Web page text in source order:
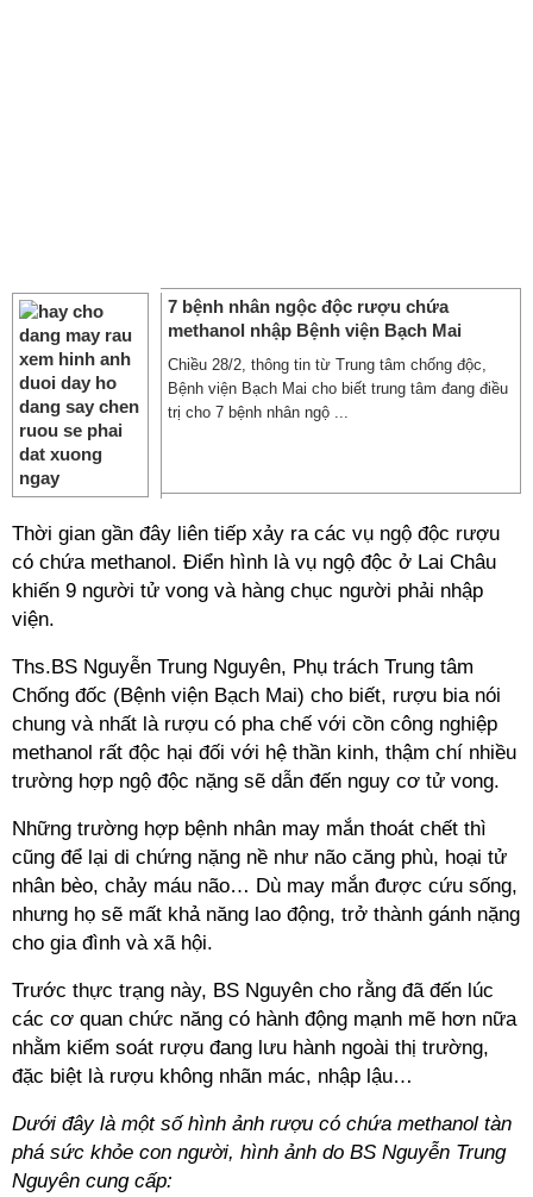
7 bệnh nhân ngộc độc rượu chứa
methanol nhập Bệnh viện Bạch Mai
Chiều 28/2, thông tin từ Trung tâm chống độc,
Bệnh viện Bạch Mai cho biết trung tâm đang điều
trị cho 7 bệnh nhân ngộ ...
Thời gian gần đây liên tiếp xảy ra các vụ ngộ độc rượu
có chứa methanol. Điển hình là vụ ngộ độc ở Lai Châu
khiến 9 người tử vong và hàng chục người phải nhập
viện.
Ths.BS Nguyễn Trung Nguyên, Phụ trách Trung tâm
Chống đốc (Bệnh viện Bạch Mai) cho biết, rượu bia nói
chung và nhất là rượu có pha chế với cồn công nghiệp
methanol rất độc hại đối với hệ thần kinh, thậm chí nhiều
trường hợp ngộ độc nặng sẽ dẫn đến nguy cơ tử vong.
Những trường hợp bệnh nhân may mắn thoát chết thì
cũng để lại di chứng nặng nề như não căng phù, hoại tử
nhân bèo, chảy máu não… Dù may mắn được cứu sống,
nhưng họ sẽ mất khả năng lao động, trở thành gánh nặng
cho gia đình và xã hội.
Trước thực trạng này, BS Nguyên cho rằng đã đến lúc
các cơ quan chức năng có hành động mạnh mẽ hơn nữa
nhằm kiểm soát rượu đang lưu hành ngoài thị trường,
đặc biệt là rượu không nhãn mác, nhập lậu…
Dưới đây là một số hình ảnh rượu có chứa methanol tàn
phá sức khỏe con người, hình ảnh do BS Nguyễn Trung
Nguyên cung cấp: